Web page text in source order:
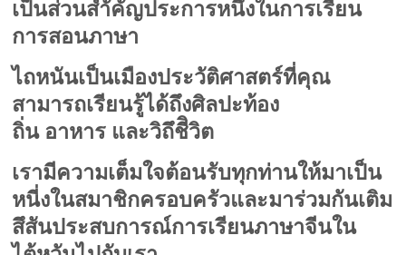
สึสันประสบการณ์การเรียนภาษาจีนใน
ไต้หวันไปกับเรา